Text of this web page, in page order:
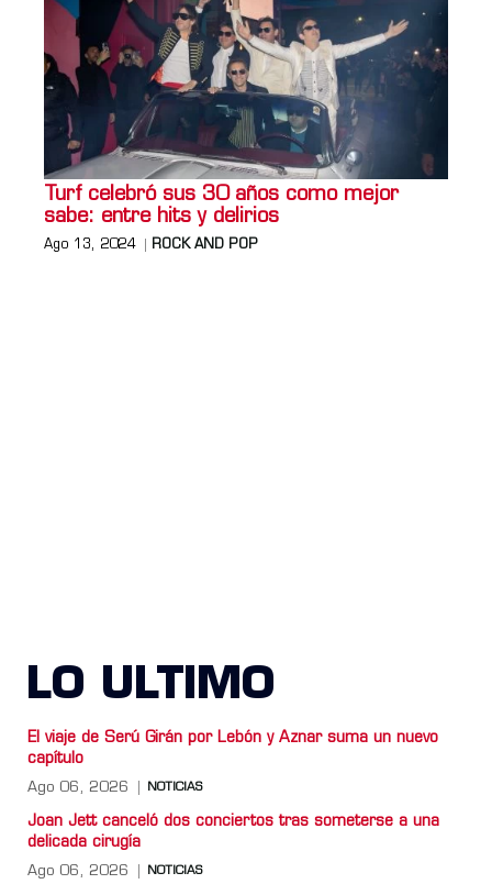
Turf celebró sus 30 años como mejor
sabe: entre hits y delirios
Ago 13, 2024 ROCK AND POP
LO ULTIMO
El viaje de Serú Girán por Lebón y Aznar suma un nuevo
capítulo
Ago 06, 2026 NOTICIAS
Joan Jett canceló dos conciertos tras someterse a una
delicada cirugía
Ago 06, 2026 NOTICIAS